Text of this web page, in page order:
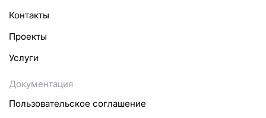
Контакты
Проекты
Услуги
Документация
Пользовательское соглашение